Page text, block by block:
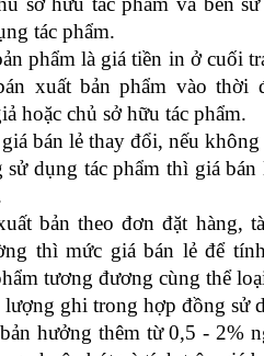
tác phẩm.
phẩm là giá tiền in ở cuối
xuất bản phẩm vào thời
hoặc chủ sở hữu tác phẩm.
bán lẻ thay đổi, nếu
dụng tác phẩm thì giá
bản theo đơn đặt hàng,
thì mức giá bán lẻ để
tương đương cùng thể
ghi trong hợp đồng sử
hưởng thêm từ 0,5 - 2%